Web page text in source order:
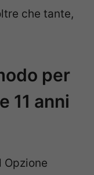
che tante,
per
11 anni
Opzione